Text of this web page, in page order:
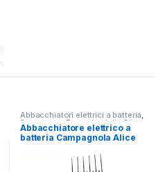
Abbacchiatori elettrici a batteria,
Brucatura e Raccolta delle Olive
Abbacchiatore elettrico a
batteria Campagnola Alice